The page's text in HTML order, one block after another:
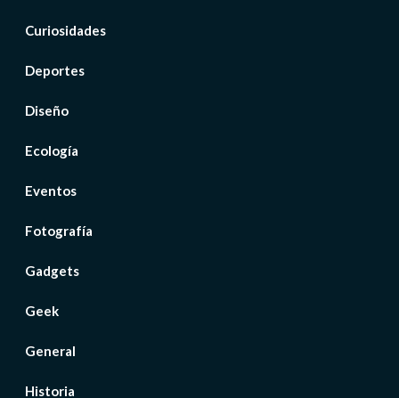
Curiosidades
Deportes
Diseño
Ecología
Eventos
Fotografía
Gadgets
Geek
General
Historia